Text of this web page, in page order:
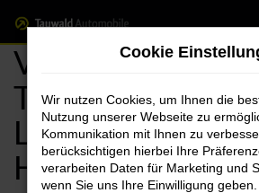
Zum
Hauptinhalt
springen
VW
Touran
Lieferservice
Herzogenaurach
Cookie
Wir nutzen Cookies, um Ihnen die
Nutzung unserer Webseite zu
Kommunikation mit Ihnen zu
berücksichtigen hierbei Ihre
verarbeiten Daten für Marketing und
wenn Sie uns Ihre Einwilligung